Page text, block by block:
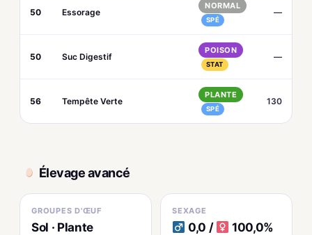
50 Essorage
NORMAL
SPÉ
—
50 Suc Digestif
POISON
STAT
—
56 Tempête Verte
PLANTE
SPÉ
130
Élevage avancé
GROUPES D'ŒUF
Sol · Plante
SEXAGE
0,0 / 100,0%